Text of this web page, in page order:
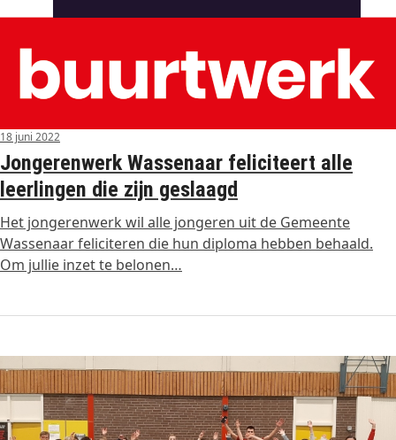
18 juni 2022
Jongerenwerk Wassenaar feliciteert alle
leerlingen die zijn geslaagd
Het jongerenwerk wil alle jongeren uit de Gemeente
Wassenaar feliciteren die hun diploma hebben behaald.
Om jullie inzet te belonen…